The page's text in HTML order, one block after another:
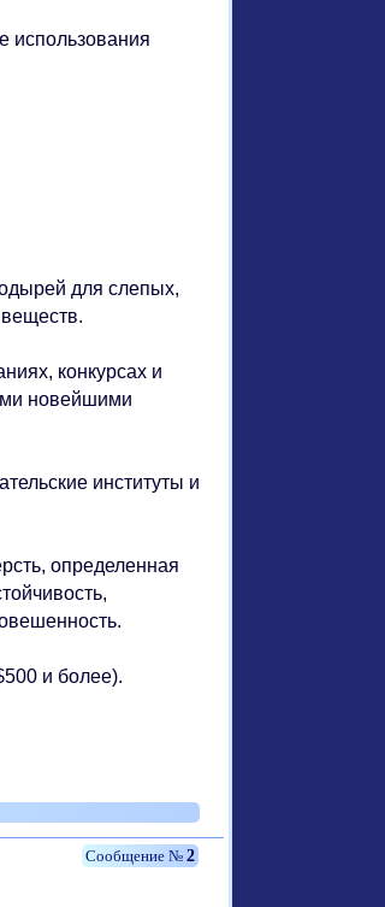
использования
для слепых,
конкурсах и
новейшими
институты и
определенная
и более).
2